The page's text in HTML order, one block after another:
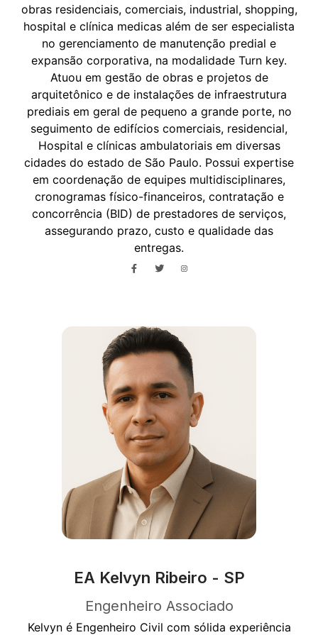
obras residenciais, comerciais, industrial, shopping,
hospital e clínica medicas além de ser especialista
no gerenciamento de manutenção predial e
expansão corporativa, na modalidade Turn key.
Atuou em gestão de obras e projetos de
arquitetônico e de instalações de infraestrutura
prediais em geral de pequeno a grande porte, no
seguimento de edifícios comerciais, residencial,
Hospital e clínicas ambulatoriais em diversas
cidades do estado de São Paulo. Possui expertise
em coordenação de equipes multidisciplinares,
cronogramas físico-financeiros, contratação e
concorrência (BID) de prestadores de serviços,
assegurando prazo, custo e qualidade das
entregas.
EA Kelvyn Ribeiro - SP
Engenheiro Associado
Kelvyn é Engenheiro Civil com sólida experiência